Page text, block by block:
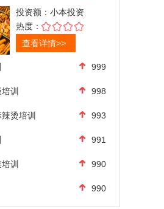
投资额： 小本投资
热度：
查看详情>>
999
训 998
烫培训 993
991
训 990
990